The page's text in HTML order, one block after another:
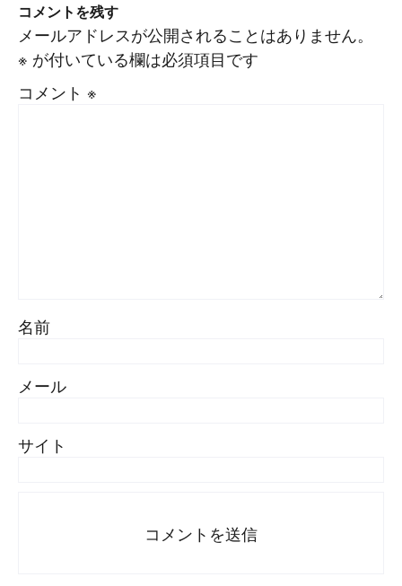
コメントを残す
メールアドレスが公開されることはありません。
※ が付いている欄は必須項目です
コメント ※
名前
メール
サイト